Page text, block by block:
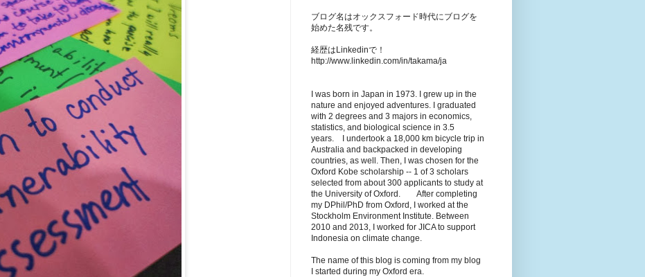
ブログ名はオックスフォード時代にブログを
始めた名残です。
経歴はLinkedinで！
http://www.linkedin.com/in/takama/ja
I was born in Japan in 1973. I grew up in the
nature and enjoyed adventures. I graduated
with 2 degrees and 3 majors in economics,
statistics, and biological science in 3.5
years. I undertook a 18,000 km bicycle trip in
Australia and backpacked in developing
countries, as well. Then, I was chosen for the
Oxford Kobe scholarship -- 1 of 3 scholars
selected from about 300 applicants to study at
the University of Oxford. After completing
my DPhil/PhD from Oxford, I worked at the
Stockholm Environment Institute. Between
2010 and 2013, I worked for JICA to support
Indonesia on climate change.
The name of this blog is coming from my blog
I started during my Oxford era.